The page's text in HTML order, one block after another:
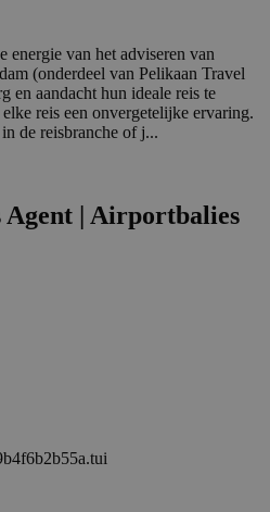
van het adviseren van
(onderdeel van Pelikaan Travel
en aandacht hun ideale reis te
reis een onvergetelijke ervaring.
de reisbranche of j...
Agent | Airportbalies